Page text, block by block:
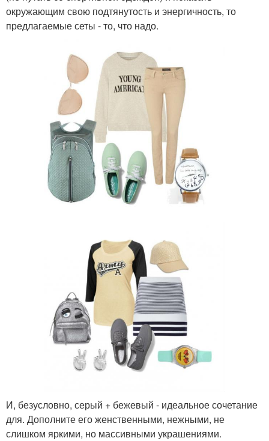
окружающим свою подтянутость и энергичность, то
предлагаемые сеты - то, что надо.
И, безусловно, серый + бежевый - идеальное сочетание
для. Дополните его женственными, нежными, не
слишком яркими, но массивными украшениями.